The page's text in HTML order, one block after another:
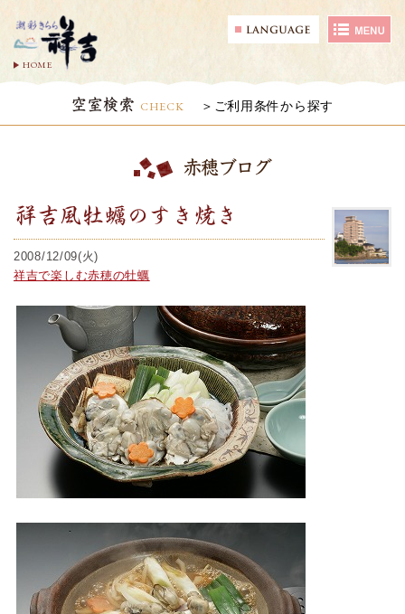
HOME
空室検索 CHECK ご利用条件から探す
赤穂ブログ
祥吉風牡蠣のすき焼き
2008/12/09(火)
祥吉で楽しむ赤穂の牡蠣